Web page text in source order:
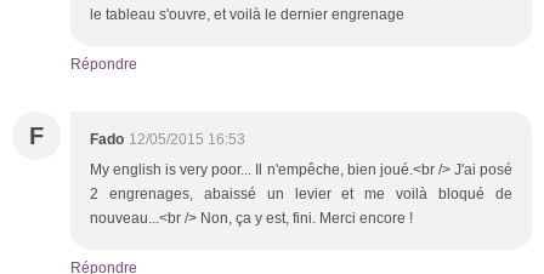
le tableau s'ouvre, et voilà le dernier engrenage
Répondre
F Fado 12/05/2015 16:53
My english is very poor... Il n'empêche, bien joué.<br /> J'ai posé
2 engrenages, abaissé un levier et me voilà bloqué de
nouveau...<br /> Non, ça y est, fini. Merci encore !
Répondre